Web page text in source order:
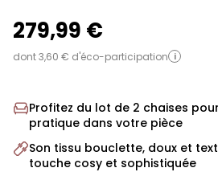
279,99 €
dont 3,60 € d'éco-participation i
Profitez du lot de 2 chaises
pratique dans votre pièce
Son tissu bouclette, doux et
touche cosy et sophistiquée